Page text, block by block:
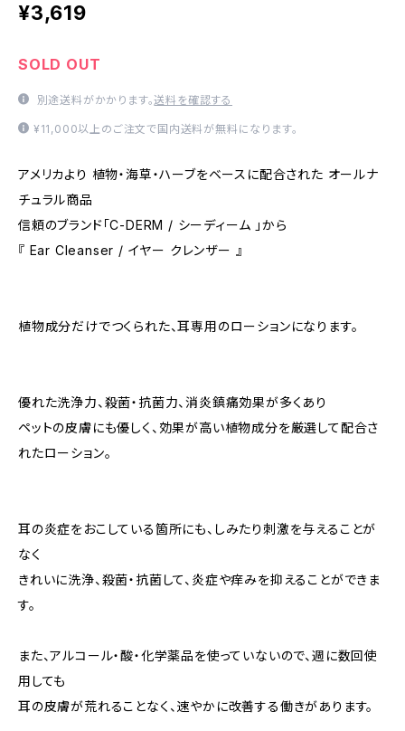
¥3,619
SOLD OUT
別途送料がかかります。送料を確認する
¥11,000以上のご注文で国内送料が無料になります。
アメリカより 植物・海草・ハーブをベースに配合された オールナ
チュラル商品
信頼のブランド「C-DERM / シーディーム 」から
『 Ear Cleanser / イヤー クレンザー 』
植物成分だけでつくられた、耳専用のローションになります。
優れた洗浄力、殺菌・抗菌力、消炎鎮痛効果が多くあり
ペットの皮膚にも優しく、効果が高い植物成分を厳選して配合さ
れたローション。
耳の炎症をおこしている箇所にも、しみたり刺激を与えることが
なく
きれいに洗浄、殺菌・抗菌して、炎症や痒みを抑えることができま
す。
また、アルコール・酸・化学薬品を使っていないので、週に数回使
用しても
耳の皮膚が荒れることなく、速やかに改善する働きがあります。